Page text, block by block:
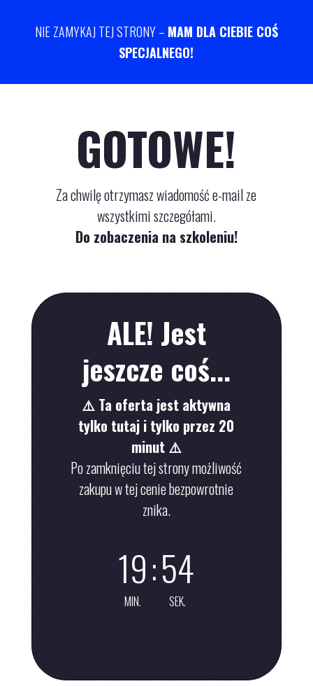
NIE ZAMYKAJ TEJ STRONY – MAM DLA CIEBIE COŚ
SPECJALNEGO!
GOTOWE!
Za chwilę otrzymasz wiadomość e-mail ze
wszystkimi szczegółami.
Do zobaczenia na szkoleniu!
ALE! Jest
jeszcze coś...
⚠️ Ta oferta jest aktywna
tylko tutaj i tylko przez 20
minut ⚠️
Po zamknięciu tej strony możliwość
zakupu w tej cenie bezpowrotnie
znika.
19
MIN.
:54
SEK.